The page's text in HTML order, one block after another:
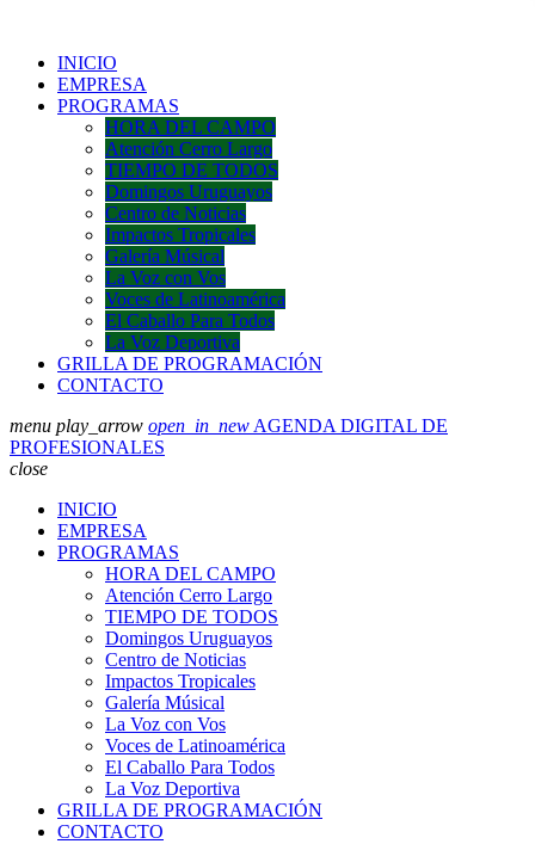
INICIO
EMPRESA
PROGRAMAS
HORA DEL CAMPO
Atención Cerro Largo
TIEMPO DE TODOS
Domingos Uruguayos
Centro de Noticias
Impactos Tropicales
Galería Músical
La Voz con Vos
Voces de Latinoamérica
El Caballo Para Todos
La Voz Deportiva
GRILLA DE PROGRAMACIÓN
CONTACTO
menu play_arrow open_in_new AGENDA DIGITAL DE
PROFESIONALES
close
INICIO
EMPRESA
PROGRAMAS
HORA DEL CAMPO
Atención Cerro Largo
TIEMPO DE TODOS
Domingos Uruguayos
Centro de Noticias
Impactos Tropicales
Galería Músical
La Voz con Vos
Voces de Latinoamérica
El Caballo Para Todos
La Voz Deportiva
GRILLA DE PROGRAMACIÓN
CONTACTO